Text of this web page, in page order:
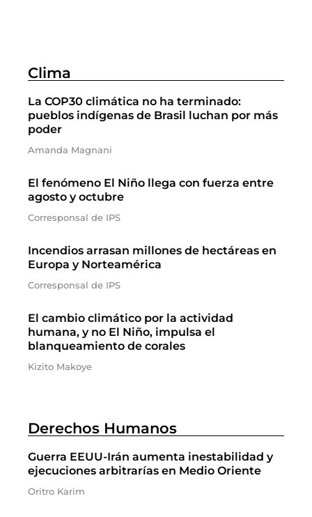
Clima
La COP30 climática no ha terminado:
pueblos indígenas de Brasil luchan por más
poder
Amanda Magnani
El fenómeno El Niño llega con fuerza entre
agosto y octubre
Corresponsal de IPS
Incendios arrasan millones de hectáreas en
Europa y Norteamérica
Corresponsal de IPS
El cambio climático por la actividad
humana, y no El Niño, impulsa el
blanqueamiento de corales
Kizito Makoye
Derechos Humanos
Guerra EEUU-Irán aumenta inestabilidad y
ejecuciones arbitrarías en Medio Oriente
Oritro Karim